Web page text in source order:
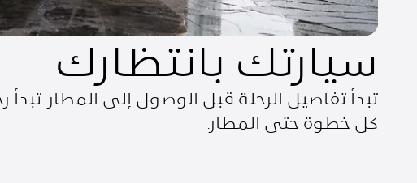
سيارتك بانتظارك
تبدأ تفاصيل الرحلة قبل الوصول إلى المطار.
كل خطوة حتى المطار.